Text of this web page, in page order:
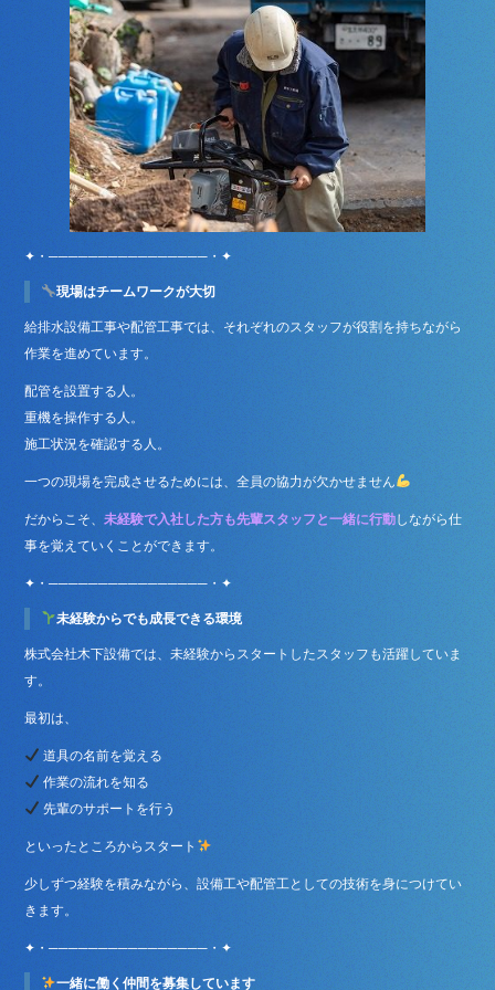
✦・────────────────・✦
現場はチームワークが大切
給排水設備工事や配管工事では、それぞれのスタッフが役割を持ちながら
作業を進めています。
配管を設置する人。
重機を操作する人。
施工状況を確認する人。
一つの現場を完成させるためには、全員の協力が欠かせません
だからこそ、未経験で入社した方も先輩スタッフと一緒に行動しながら仕
事を覚えていくことができます。
✦・────────────────・✦
未経験からでも成長できる環境
株式会社木下設備では、未経験からスタートしたスタッフも活躍していま
す。
最初は、
道具の名前を覚える
作業の流れを知る
先輩のサポートを行う
といったところからスタート
少しずつ経験を積みながら、設備工や配管工としての技術を身につけてい
きます。
✦・────────────────・✦
一緒に働く仲間を募集しています